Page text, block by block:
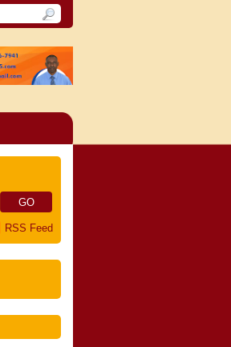
RSS Feed